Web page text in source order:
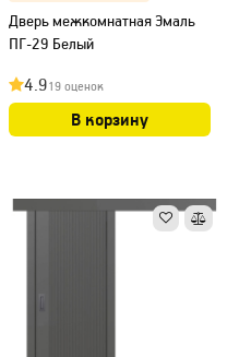
Дверь межкомнатная Эмаль
ПГ-29 Белый
4.919 оценок
В корзину